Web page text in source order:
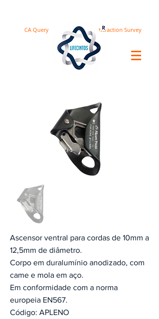
Satisfaction Survey
CA Query
Ascensor ventral para cordas de 10mm a
12,5mm de diâmetro.
Corpo em duralumínio anodizado, com
came e mola em aço.
Em conformidade com a norma
europeia EN567.
Código: APLENO